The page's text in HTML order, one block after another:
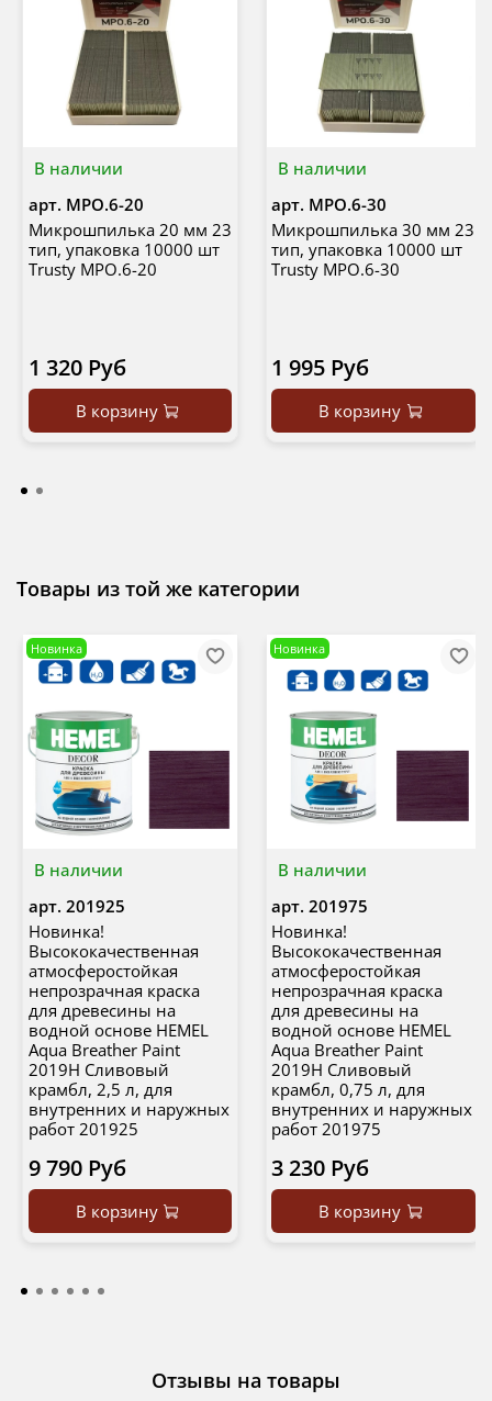
В наличии
арт. MPO.6-20
Микрошпилька 20 мм 23
тип, упаковка 10000 шт
Trusty MPO.6-20
1 320 Руб
В корзину
В наличии
арт. MPO.6-30
Микрошпилька 30 мм 23
тип, упаковка 10000 шт
Trusty MPO.6-30
1 995 Руб
В корзину
Товары из той же категории
В наличии
Новинка
арт. 201925
Новинка!
Высококачественная
атмосферостойкая
непрозрачная краска
для древесины на
водной основе HEMEL
Aqua Breather Paint
2019H Сливовый
крамбл, 2,5 л, для
внутренних и наружных
работ 201925
9 790 Руб
В корзину
В наличии
Новинка
арт. 201975
Новинка!
Высококачественная
атмосферостойкая
непрозрачная краска
для древесины на
водной основе HEMEL
Aqua Breather Paint
2019H Сливовый
крамбл, 0,75 л, для
внутренних и наружных
работ 201975
3 230 Руб
В корзину
Отзывы на товары